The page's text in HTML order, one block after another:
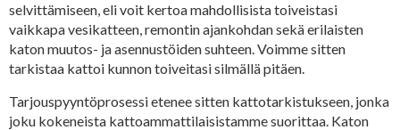
selvittämiseen, eli voit kertoa mahdollisista toiveistasi
vaikkapa vesikatteen, remontin ajankohdan sekä erilaisten
katon muutos- ja asennustöiden suhteen. Voimme sitten
tarkistaa kattoi kunnon toiveitasi silmällä pitäen.
Tarjouspyyntöprosessi etenee sitten kattotarkistukseen, jonka
joku kokeneista kattoammattilaisistamme suorittaa. Katon